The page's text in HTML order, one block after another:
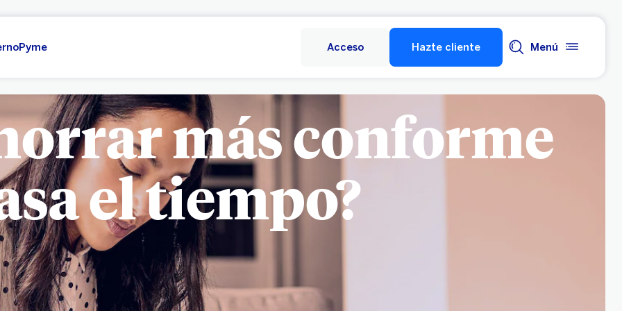
Pyme Acceso Hazte cliente Menú
más conforme
el tiempo?